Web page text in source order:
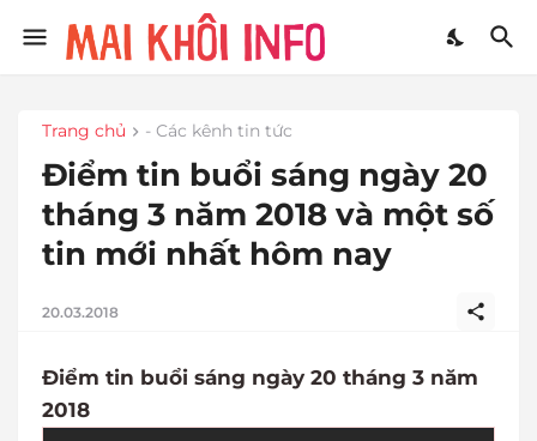
Trang chủ - Các kênh tin tức
Điểm tin buổi sáng ngày 20
tháng 3 năm 2018 và một số
tin mới nhất hôm nay
20.03.2018
Điểm tin buổi sáng ngày 20 tháng 3 năm
2018